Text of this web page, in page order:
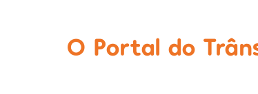
O Portal do